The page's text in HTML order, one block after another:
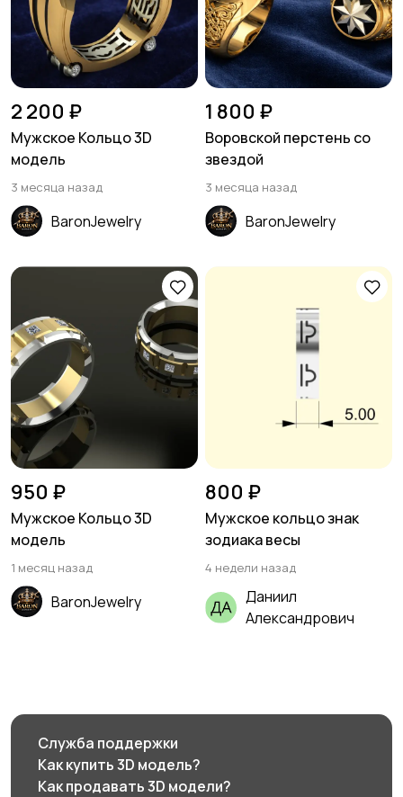
2 200 ₽
Мужское Кольцо 3D
модель
3 месяца назад
BaronJewelry
1 800 ₽
Воровской перстень со
звездой
3 месяца назад
BaronJewelry
950 ₽
Мужское Кольцо 3D
модель
1 месяц назад
BaronJewelry
800 ₽
Мужское кольцо знак
зодиака весы
4 недели назад
Даниил
Александрович
Служба поддержки
Как купить 3D модель?
Как продавать 3D модели?